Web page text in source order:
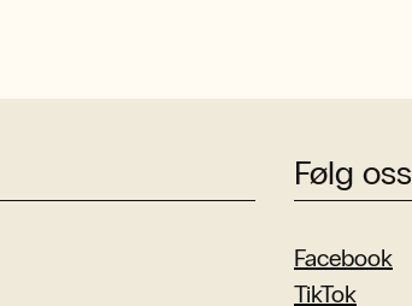
Følg oss
Facebook
TikTok